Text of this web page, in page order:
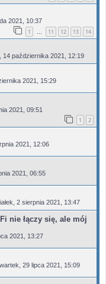
2021, 10:37
1 … 11 12 13 14
14 października 2021, 12:19
2021, 15:29
2021, 09:51
1 2
2021, 12:06
2021, 06:55
2 sierpnia 2021, 13:47
nie łączy się, ale mój
2021, 13:27
29 lipca 2021, 15:09